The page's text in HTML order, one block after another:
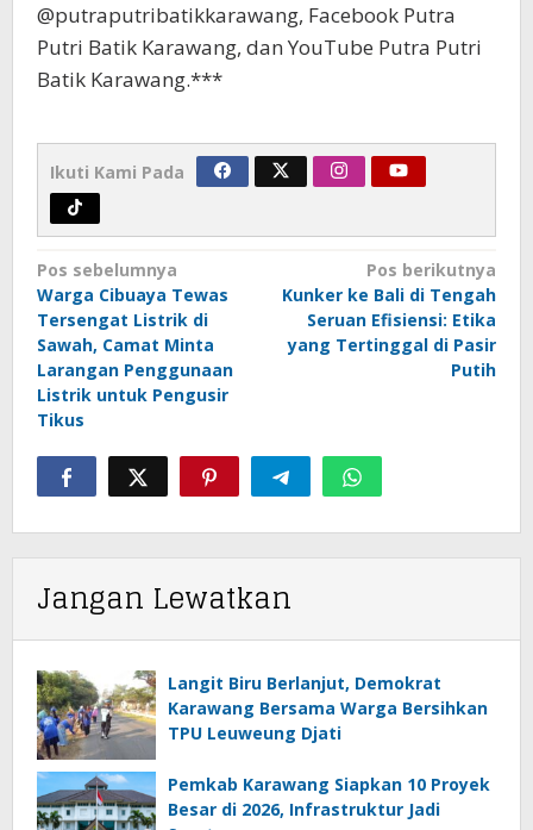
@putraputribatikkarawang, Facebook Putra
Putri Batik Karawang, dan YouTube Putra Putri
Batik Karawang.***
Ikuti Kami Pada
Navigasi
pos
Pos sebelumnya
Warga Cibuaya Tewas
Tersengat Listrik di
Sawah, Camat Minta
Larangan Penggunaan
Listrik untuk Pengusir
Tikus
Pos berikutnya
Kunker ke Bali di Tengah
Seruan Efisiensi: Etika
yang Tertinggal di Pasir
Putih
Jangan Lewatkan
Langit Biru Berlanjut, Demokrat
Karawang Bersama Warga Bersihkan
TPU Leuweung Djati
Pemkab Karawang Siapkan 10 Proyek
Besar di 2026, Infrastruktur Jadi